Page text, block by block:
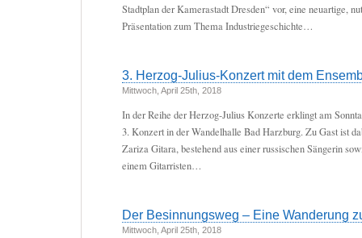
Stadtplan der Kamerastadt Dresden“ vor, eine neuartige,
Präsentation zum Thema Industriegeschichte…
3. Herzog-Julius-Konzert mit dem
Mittwoch, April 25th, 2018
In der Reihe der Herzog-Julius Konzerte erklingt am
3. Konzert in der Wandelhalle Bad Harzburg. Zu Gast ist
Zariza Gitara, bestehend aus einer russischen Sängerin
einem Gitarristen…
Der Besinnungsweg – Eine Wanderung
Mittwoch, April 25th, 2018